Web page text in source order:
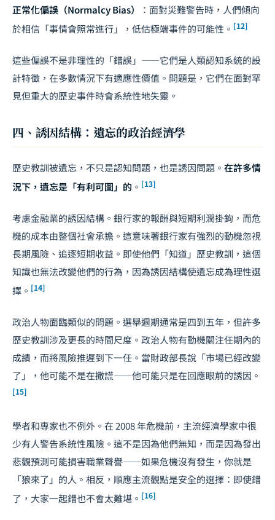
正常化偏誤（Normalcy Bias）
：面對災難警告時，人們傾向
於相信「事情會照常進行」，低估極端事件的可能性。 [12]
這些偏誤不是非理性的「錯誤」——它們是人類認知系統的設
計特徵，在多數情況下有適應性價值。問題是，它們在面對罕
見但重大的歷史事件時會系統性地失靈。
四、誘因結構：遺忘的政治經濟學
歷史教訓被遺忘，不只是認知問題，也是誘因問題。 在許多情
況下，遺忘是「有利可圖」的 。 [13]
考慮金融業的誘因結構。銀行家的報酬與短期利潤掛鉤，而危
機的成本由整個社會承擔。這意味著銀行家有強烈的動機忽視
長期風險、追逐短期收益。即使他們「知道」歷史教訓，這個
知識也無法改變他們的行為，因為誘因結構使遺忘成為理性選
擇。 [14]
政治人物面臨類似的問題。選舉週期通常是四到五年，但許多
歷史教訓涉及更長的時間尺度。政治人物有動機關注任期內的
成績，而將風險推遲到下一任。當財政部長說「市場已經改變
了」，他可能不是在撒謊——他可能只是在回應眼前的誘因。
[15]
學者和專家也不例外。在 2008 年危機前，主流經濟學家中很
少有人警告系統性風險。這不是因為他們無知，而是因為發出
悲觀預測可能損害職業聲譽——如果危機沒有發生，你就是
「狼來了」的人。相反，順應主流觀點是安全的選擇：即使錯
了，大家一起錯也不會太難堪。 [16]